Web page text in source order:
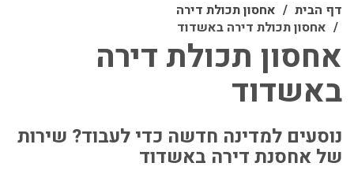
דף הבית
אחסון תכולת דירה
אחסון תכולת דירה באשדוד
אחסון תכולת דירה
באשדוד
נוסעים למדינה חדשה כדי לעבוד? שירות
של אחסנת דירה באשדוד